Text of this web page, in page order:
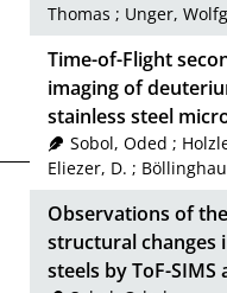
Thomas ; Unger,
Time-of-Flight
imaging of
stainless steel
Sobol, Oded ;
Eliezer, D. ;
Observations of
structural changes
steels by ToF-SIMS